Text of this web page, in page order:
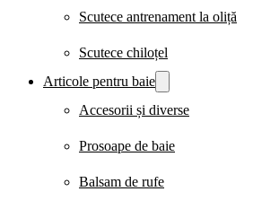
Scutece antrenament la oliță
Scutece chiloțel
Articole pentru baie
Accesorii și diverse
Prosoape de baie
Balsam de rufe